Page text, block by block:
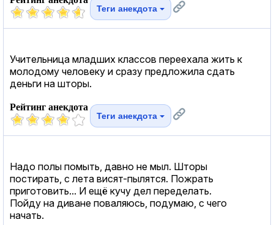
Теги анекдота
Учительница младших классов переехала жить к
молодому человеку и сразу предложила сдать
деньги на шторы.
Рейтинг анекдота
Теги анекдота
Надо полы помыть, давно не мыл. Шторы
постирать, с лета висят-пылятся. Пожрать
приготовить... И ещё кучу дел переделать.
Пойду на диване поваляюсь, подумаю, с чего
начать.